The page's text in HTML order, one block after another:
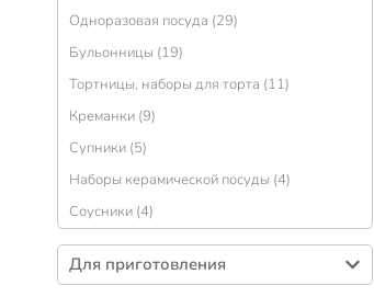
Одноразовая посуда (29)
Бульонницы (19)
Тортницы, наборы для торта (11)
Креманки (9)
Супники (5)
Наборы керамической посуды (4)
Соусники (4)
Для приготовления